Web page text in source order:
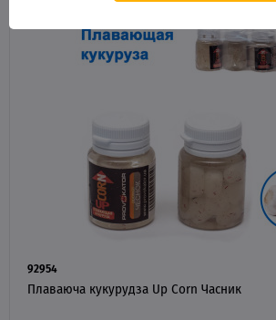
92954
Плаваюча кукурудза Up Corn Часник